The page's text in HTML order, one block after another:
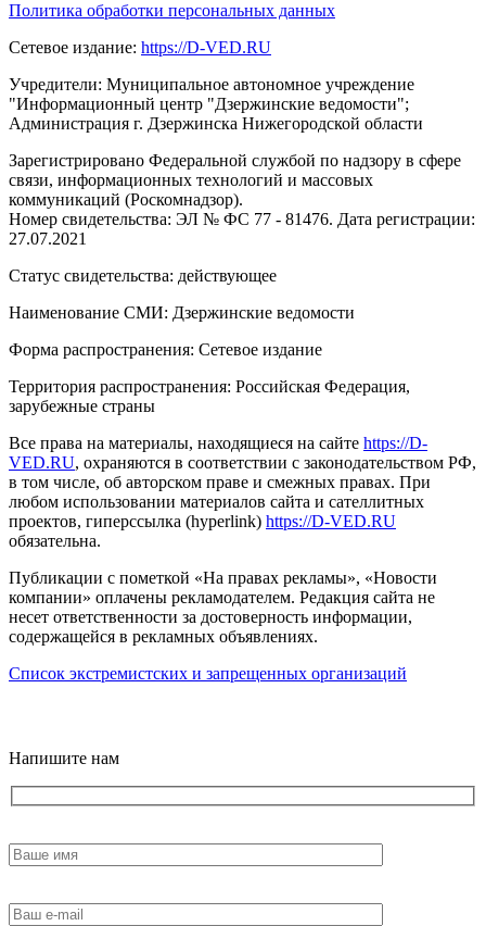
Политика обработки персональных данных
Сетевое издание: https://D-VED.RU
Учредители: Муниципальное автономное учреждение
"Информационный центр "Дзержинские ведомости";
Администрация г. Дзержинска Нижегородской области
Зарегистрировано Федеральной службой по надзору в сфере
связи, информационных технологий и массовых
коммуникаций (Роскомнадзор).
Номер свидетельства: ЭЛ № ФС 77 - 81476. Дата регистрации:
27.07.2021
Статус свидетельства: действующее
Наименование СМИ: Дзержинские ведомости
Форма распространения: Сетевое издание
Территория распространения: Российская Федерация,
зарубежные страны
Все права на материалы, находящиеся на сайте https://D-
VED.RU, охраняются в соответствии с законодательством РФ,
в том числе, об авторском праве и смежных правах. При
любом использовании материалов сайта и сателлитных
проектов, гиперссылка (hyperlink) https://D-VED.RU
обязательна.
Публикации с пометкой «На правах рекламы», «Новости
компании» оплачены рекламодателем. Редакция сайта не
несет ответственности за достоверность информации,
содержащейся в рекламных объявлениях.
Список экстремистских и запрещенных организаций
Напишите нам